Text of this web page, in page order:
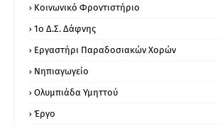
Κοινωνικό Φροντιστήριο
1ο Δ.Σ. Δάφνης
Εργαστήρι Παραδοσιακών Χορών
Νηπιαγωγείο
Ολυμπιάδα Υμηττού
Έργο